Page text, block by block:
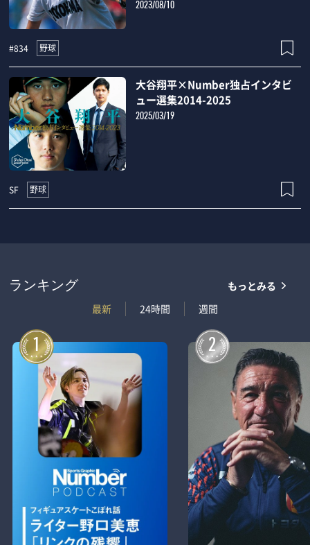
2023/08/10
#834 野球
大谷翔平×Number独占インタビ
ュー選集2014-2025
2025/03/19
SF 野球
ランキング
最新
24時間 週間
もっとみる
1 2